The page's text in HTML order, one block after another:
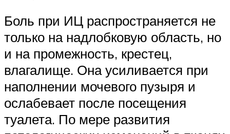
Боль при ИЦ распространяется не
только на надлобковую область, но
и на промежность, крестец,
влагалище. Она усиливается при
наполнении мочевого пузыря и
ослабевает после посещения
туалета. По мере развития